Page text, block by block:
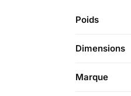
Poids
Dimensions
Marque